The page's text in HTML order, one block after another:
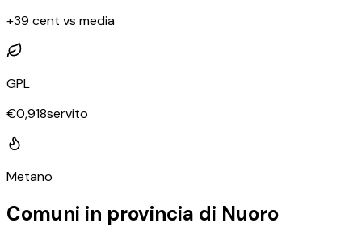
+39 cent vs media
GPL
€0,918servito
Metano
Comuni in provincia di Nuoro